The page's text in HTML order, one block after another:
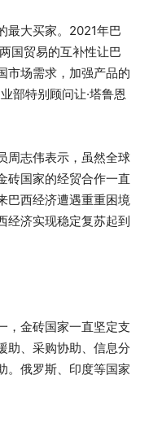
最大买家。2021年巴
国贸易的互补性让巴
市场需求，加强产品的
部特别顾问让·塔鲁恩
周志伟表示，虽然全球
砖国家的经贸合作一直
巴西经济遭遇重重困境
经济实现稳定复苏起到
，金砖国家一直坚定支
助、采购协助、信息分
。俄罗斯、印度等国家